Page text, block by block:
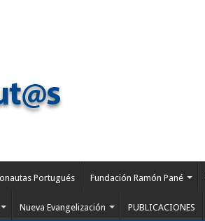
Portugués Fundación Ramón Pané
Nueva Evangelización PUBLICACIONES